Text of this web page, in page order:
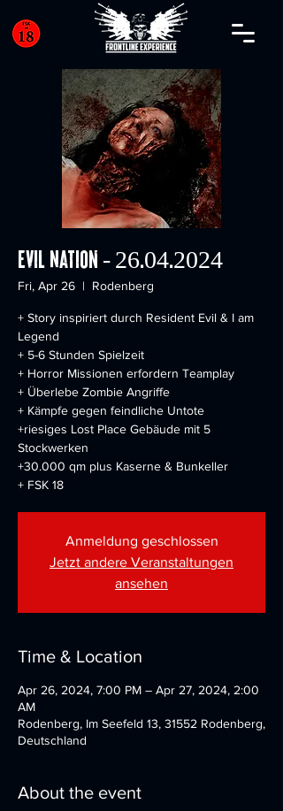
Evil Nation - 26.04.2024
Fri, Apr 26
  |
Rodenberg
+ Story inspiriert durch Resident Evil & I am
Legend
+ 5-6 Stunden Spielzeit
+ Horror Missionen erfordern Teamplay
+ Überlebe Zombie Angriffe
+ Kämpfe gegen feindliche Untote
+riesiges Lost Place Gebäude mit 5
Stockwerken
+30.000 qm plus Kaserne & Bunkeller
+ FSK 18
Anmeldung geschlossen
Jetzt andere Veranstaltungen
ansehen
Time & Location
Apr 26, 2024, 7:00 PM – Apr 27, 2024, 2:00
AM
Rodenberg, Im Seefeld 13, 31552 Rodenberg,
Deutschland
About the event